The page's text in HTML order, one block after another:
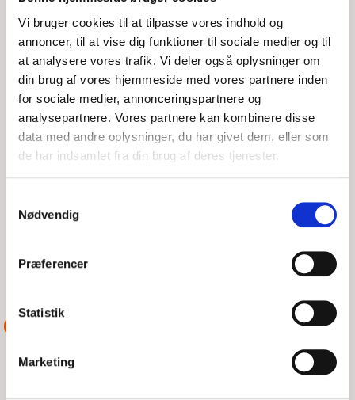
Vi bruger cookies til at tilpasse vores indhold og
annoncer, til at vise dig funktioner til sociale medier og til
at analysere vores trafik. Vi deler også oplysninger om
din brug af vores hjemmeside med vores partnere inden
for sociale medier, annonceringspartnere og
analysepartnere. Vores partnere kan kombinere disse
data med andre oplysninger, du har givet dem, eller som
de har indsamlet fra din brug af deres tjenester.
Nødvendig
Præferencer
Statistik
Marketing
NIMBUS 29 MED MANØVRE
PROBLEMER.
Opkald fra en Nimbus 29 hjemmehørende i Rudkøbing, var
taget fra Drejø, manøvre problemer men kunne selv sejle til
LÆS MERE